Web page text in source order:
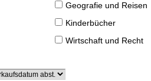
Geografie und Reisen
Kinderbücher
Wirtschaft und Recht